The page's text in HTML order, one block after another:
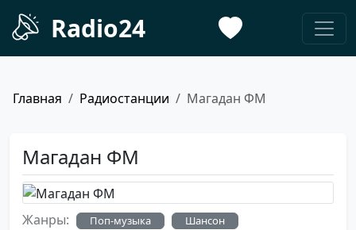
Radio24
Главная Радиостанции Магадан ФМ
Магадан ФМ
Жанры: Поп-музыка Шансон